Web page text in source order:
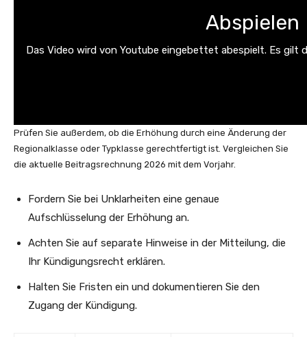
Abspielen
Das Video wird von Youtube eingebettet abespielt. Es gilt
Prüfen Sie außerdem, ob die Erhöhung durch eine Änderung der
Regionalklasse oder Typklasse gerechtfertigt ist. Vergleichen Sie
die aktuelle Beitragsrechnung 2026 mit dem Vorjahr.
Fordern Sie bei Unklarheiten eine genaue
Aufschlüsselung der Erhöhung an.
Achten Sie auf separate Hinweise in der Mitteilung, die
Ihr Kündigungsrecht erklären.
Halten Sie Fristen ein und dokumentieren Sie den
Zugang der Kündigung.